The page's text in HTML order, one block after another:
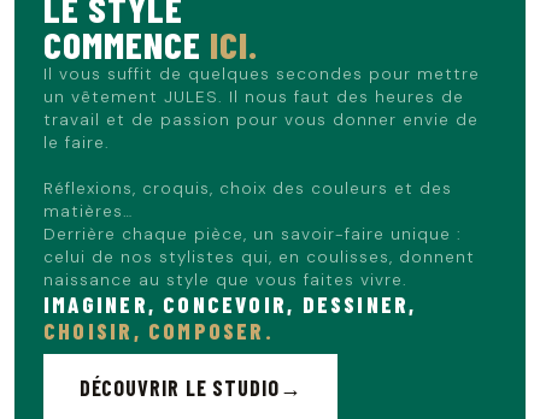
end.
Le mannequin mesure 1m86 et porte du L.
COMMENCE ICI.
Il vous suffit de quelques secondes pour mettre
un vêtement JULES. Il nous faut des heures de
travail et de passion pour vous donner envie de
le faire.
Réflexions, croquis, choix des couleurs et des
matières…
Derrière chaque pièce, un savoir-faire unique :
celui de nos stylistes qui, en coulisses, donnent
naissance au style que vous faites vivre.
IMAGINER, CONCEVOIR, DESSINER,
CHOISIR, COMPOSER.
DÉCOUVRIR LE STUDIO